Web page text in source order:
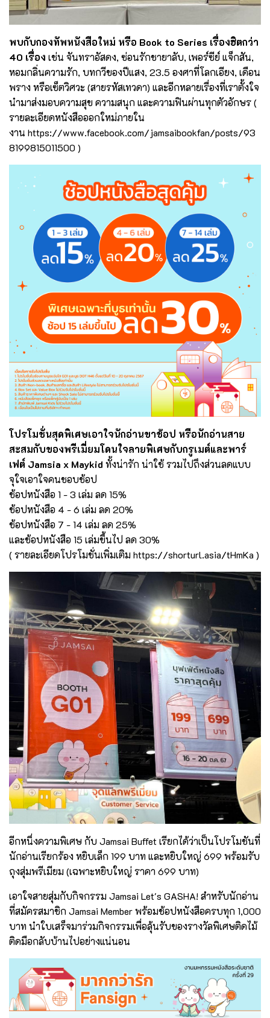
พบกับกองทัพหนังสือใหม่ หรือ Book to Series เรื่องฮิตกว่า
40 เรื่อง เช่น จันทราอัสดง, ซ่อนรักชายาลับ, เพอร์ซีย์ แจ็กสัน,
หอมกลิ่นความรัก, บทกวีของปีแสง, 23.5 องศาที่โลกเอียง, เดือน
พราง หรือเซ็ตวิศวะ (สายรหัสเทวดา) และอีกหลายเรื่องที่เราตั้งใจ
นำมาส่งมอบความสุข ความสนุก และความฟินผ่านทุกตัวอักษร (
รายละเอียดหนังสือออกใหม่ภายใน
งาน https://www.facebook.com/jamsaibookfan/posts/93
8199815011500 )
โปรโมชั่นสุดพิเศษเอาใจนักอ่านขาช้อป หรือนักอ่านสาย
สะสมกับของพรีเมี่ยมโดนใจลายพิเศษกับกรูเมต์และพาร์
เฟต์ Jamsia x Maykid ทั้งน่ารัก น่าใช้ รวมไปถึงส่วนลดแบบ
จุใจเอาใจคนชอบช้อป
ช้อปหนังสือ 1 - 3 เล่ม ลด 15%
ช้อปหนังสือ 4 - 6 เล่ม ลด 20%
ช้อปหนังสือ 7 - 14 เล่ม ลด 25%
และช้อปหนังสือ 15 เล่มขึ้นไป ลด 30%
( รายละเอียดโปรโมชั่นเพิ่มเติมhttps://shorturl.asia/tHmKa )
อีกหนึ่งความพิเศษ กับ Jamsai Buffet เรียกได้ว่าเป็นโปรโมชันที่
นักอ่านเรียกร้อง หยิบเล็ก 199 บาท และหยิบใหญ่ 699 พร้อมรับ
ถุงสุ่มพรีเมียม (เฉพาะหยิบใหญ่ ราคา 699 บาท)
เอาใจสายสุ่มกับกิจกรรม Jamsai Let's GASHA! สำหรับนักอ่าน
ที่สมัครสมาชิก Jamsai Member พร้อมช้อปหนังสือครบทุก 1,000
บาท นำใบเสร็จมาร่วมกิจกรรมเพื่อลุ้นรับของรางวัลพิเศษติดไม้
ติดมือกลับบ้านไปอย่างแน่นอน